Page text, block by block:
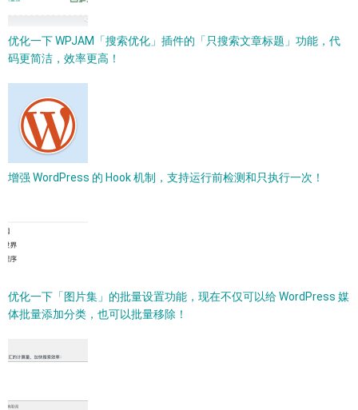
优化一下 WPJAM「搜索优化」插件的「只搜索文章标题」功能，代
码更简洁，效率更高！
增强 WordPress 的 Hook 机制，支持运行前检测和只执行一次！
优化一下「图片集」的批量设置功能，现在不仅可以给 WordPress 媒
体批量添加分类，也可以批量移除！